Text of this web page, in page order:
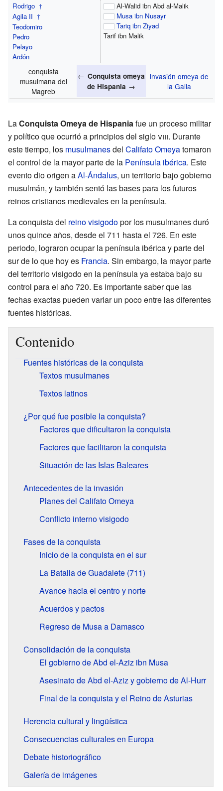
Rodrigo †
Agila II †
Teodomiro
Pedro
Pelayo
Ardón
Al-Walid ibn Abd al-Malik
Musa ibn Nusayr
Tariq ibn Ziyad
Tarif ibn Malik
conquista
musulmana del
Magreb
← Conquista omeya
de Hispania →
invasión omeya de
la Galia
LaConquista Omeya de Hispaniafue un proceso militar
y político que ocurrió a principios del sigloviii. Durante
este tiempo, los musulmanesdel Califato Omeyatomaron
el control de la mayor parte de la Península ibérica. Este
evento dio origen aAl-Ándalus, un territorio bajo gobierno
musulmán, y también sentó las bases para los futuros
reinos cristianos medievales en la península.
La conquista del reino visigodopor los musulmanes duró
unos quince años, desde el 711 hasta el 726. En este
periodo, lograron ocupar la península ibérica y parte del
sur de lo que hoy es Francia. Sin embargo, la mayor parte
del territorio visigodo en la península ya estaba bajo su
control para el año 720. Es importante saber que las
fechas exactas pueden variar un poco entre las diferentes
fuentes históricas.
Contenido
Fuentes históricas de la conquista
Textos musulmanes
Textos latinos
¿Por qué fue posible la conquista?
Factores que dificultaron la conquista
Factores que facilitaron la conquista
Situación de las Islas Baleares
Antecedentes de la invasión
Planes del Califato Omeya
Conflicto interno visigodo
Fases de la conquista
Inicio de la conquista en el sur
La Batalla de Guadalete (711)
Avance hacia el centro y norte
Acuerdos y pactos
Regreso de Musa a Damasco
Consolidación de la conquista
El gobierno de Abd el-Aziz ibn Musa
Asesinato de Abd el-Aziz y gobierno de Al-Hurr
Final de la conquista y el Reino de Asturias
Herencia cultural y lingüística
Consecuencias culturales en Europa
Debate historiográfico
Galería de imágenes